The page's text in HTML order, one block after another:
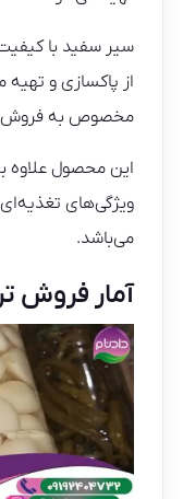
سیر سفید با
از پاکسازی و
مخصوص به فروش
این محصول علاوه
ویژگی‌های
می‌باشد.
آمار فروش